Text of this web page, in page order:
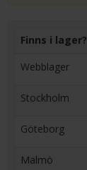
Finns i lager?
Webblager
Stockholm
Göteborg
Malmö